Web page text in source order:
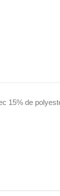
15% de